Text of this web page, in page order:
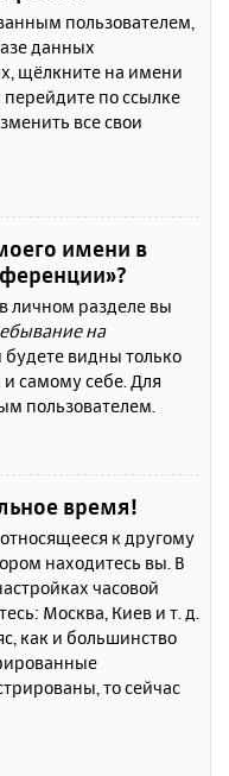
пользователем,
данных
щёлкните на имени
по ссылке
все свои
имени в
личном разделе вы
на
будете видны только
самому себе. Для
пользователем.
время!
к другому
находитесь вы. В
часовой
Москва, Киев и т. д.
как и большинство
то сейчас